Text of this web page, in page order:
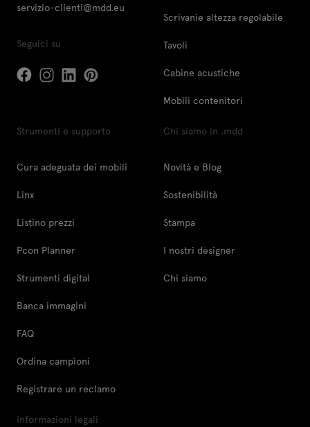
servizio-clienti@mdd.eu
Seguici su
Scrivanie altezza regolabile
Tavoli
Cabine acustiche
Mobili contenitori
Strumenti e supporto
Cura adeguata dei mobili
Linx
Listino prezzi
Pcon Planner
Strumenti digital
Banca immagini
FAQ
Ordina campioni
Registrare un reclamo
Chi siamo in .mdd
Novità e Blog
Sostenibilità
Stampa
I nostri designer
Chi siamo
Informazioni legali